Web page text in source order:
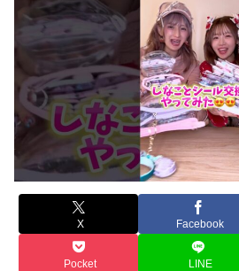
X Facebook
Pocket LINE